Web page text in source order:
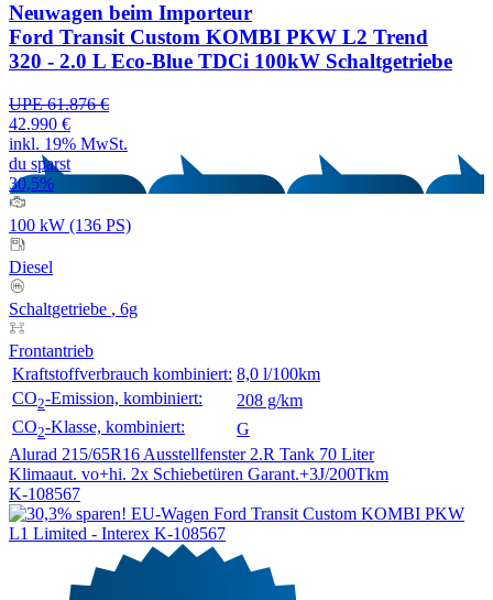
Neuwagen beim Importeur
Ford Transit Custom KOMBI PKW L2 Trend
320 - 2.0 L Eco-Blue TDCi 100kW Schaltgetriebe
UPE 61.876 €
42.990 €
inkl. 19% MwSt.
du sparst
30,5%
100 kW (136 PS)
Diesel
Schaltgetriebe , 6g
Frontantrieb
Kraftstoffverbrauch kombiniert: 8,0 l/100km
CO2-Emission, kombiniert:
208 g/km
CO2-Klasse, kombiniert:
G
Alurad 215/65R16 Ausstellfenster 2.R Tank 70 Liter
Klimaaut. vo+hi. 2x Schiebetüren Garant.+3J/200Tkm
K-108567